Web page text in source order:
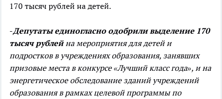
170 тысяч рублей на детей.
-Депутаты единогласно одобрили выделение 170
тысяч рублейна мероприятия для детей и
подростков в учреждениях образования, занявших
призовые места в конкурсе «Лучший класс года», и на
энергетическое обследование зданий учреждений
образования в рамках целевой программы по